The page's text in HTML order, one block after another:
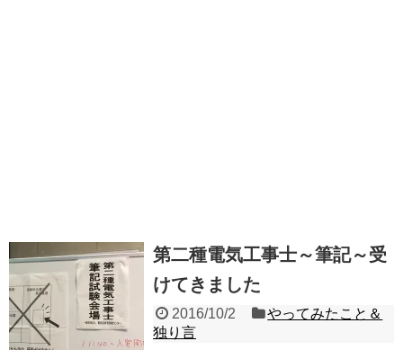
第二種電気工事士～筆記～受
けてきました
2016/10/2
やってみたこと＆
独り言